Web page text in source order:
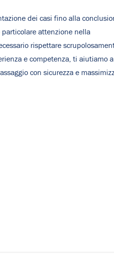
dei casi fino alla
particolare attenzione nella
rispettare
e competenza, ti aiutiamo a
con sicurezza e